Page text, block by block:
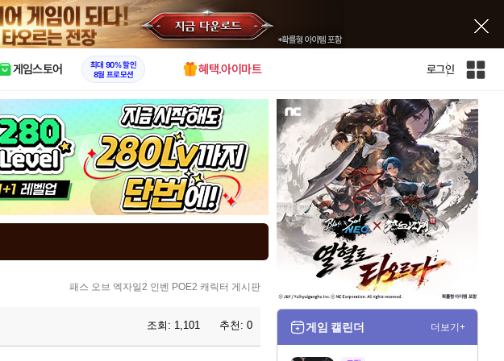
X
게임스토어
최대 90% 할인
8월 프로모션
혜택.아이마트 로그인
인
전
체
사
이
트
패스 오브 엑자일2 인벤 POE2 캐릭터 게시판
조회: 1,101 추천: 0 게임 캘린더 더보기+